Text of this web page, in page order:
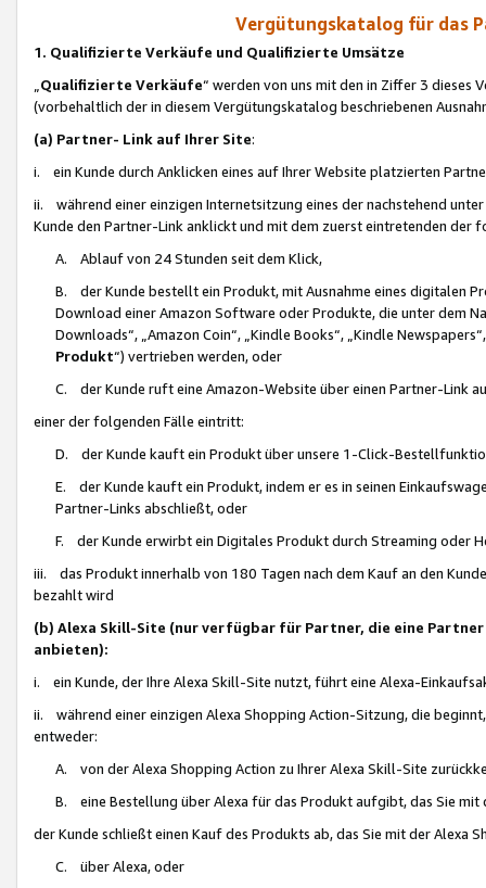
Vergütungskatalog für das
1. Qualifizierte Verkäufe und Qualifizierte Umsätze
Qualifizierte Verkäufe“ werden von uns mit den in Ziffer 3
(vorbehaltlich der in diesem Vergütungskatalog beschriebenen
(a) Partner- Link auf Ihrer Site:
i. ein Kunde durch Anklicken eines auf Ihrer Website platzierten
ii. während einer einzigen Internetsitzung eines der nachstehend
Kunde den Partner-Link anklickt und mit dem zuerst eintretenden der
A. Ablauf von 24 Stunden seit dem Klick,
B. der Kunde bestellt ein Produkt, mit Ausnahme eines digitalen
Download einer Amazon Software oder Produkte, die unter dem
Downloads“, „Amazon Coin“, „Kindle Books“, „Kindle
Produkt“) vertrieben werden, oder
C. der Kunde ruft eine Amazon-Website über einen Partner-Link
einer der folgenden Fälle eintritt:
D. der Kunde kauft ein Produkt über unsere 1-Click-
E. der Kunde kauft ein Produkt, indem er es in seinen
Partner-Links abschließt, oder
F. der Kunde erwirbt ein Digitales Produkt durch Streaming oder
iii. das Produkt innerhalb von 180 Tagen nach dem Kauf an den
bezahlt wird
(b) Alexa Skill-Site (nur verfügbar für Partner, die eine
anbieten):
i. ein Kunde, der Ihre Alexa Skill-Site nutzt, führt eine Alexa-
ii. während einer einzigen Alexa Shopping Action-Sitzung, die
entweder:
A. von der Alexa Shopping Action zu Ihrer Alexa Skill-Site
B. eine Bestellung über Alexa für das Produkt aufgibt, das Sie mit
der Kunde schließt einen Kauf des Produkts ab, das Sie mit der Alexa
C. über Alexa, oder